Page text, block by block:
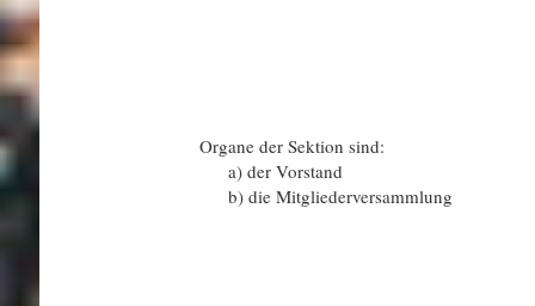
Organe der Sektion sind:
a) der Vorstand
b) die Mitgliederversammlung